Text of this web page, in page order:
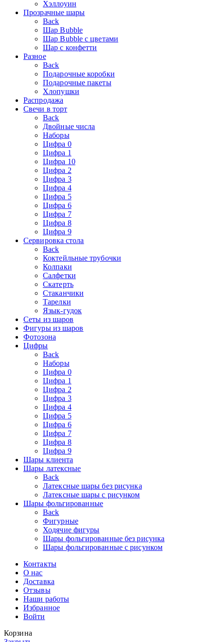
Хэллоуин
Прозрачные шары
Back
Шар Bubble
Шар Bubble с цветами
Шар с конфетти
Разное
Back
Подарочные коробки
Подарочные пакеты
Хлопушки
Распродажа
Свечи в торт
Back
Двойные числа
Наборы
Цифра 0
Цифра 1
Цифра 10
Цифра 2
Цифра 3
Цифра 4
Цифра 5
Цифра 6
Цифра 7
Цифра 8
Цифра 9
Сервировка стола
Back
Коктейльные трубочки
Колпаки
Салфетки
Скатерть
Стаканчики
Тарелки
Язык-гудок
Сеты из шаров
Фигуры из шаров
Фотозона
Цифры
Back
Наборы
Цифра 0
Цифра 1
Цифра 2
Цифра 3
Цифра 4
Цифра 5
Цифра 6
Цифра 7
Цифра 8
Цифра 9
Шары клиента
Шары латексные
Back
Латексные шары без рисунка
Латексные шары с рисунком
Шары фольгированные
Back
Фигурные
Ходячие фигуры
Шары фольгированные без рисунка
Шары фольгированные с рисунком
Контакты
О нас
Доставка
Отзывы
Наши работы
Избранное
Войти
Корзина